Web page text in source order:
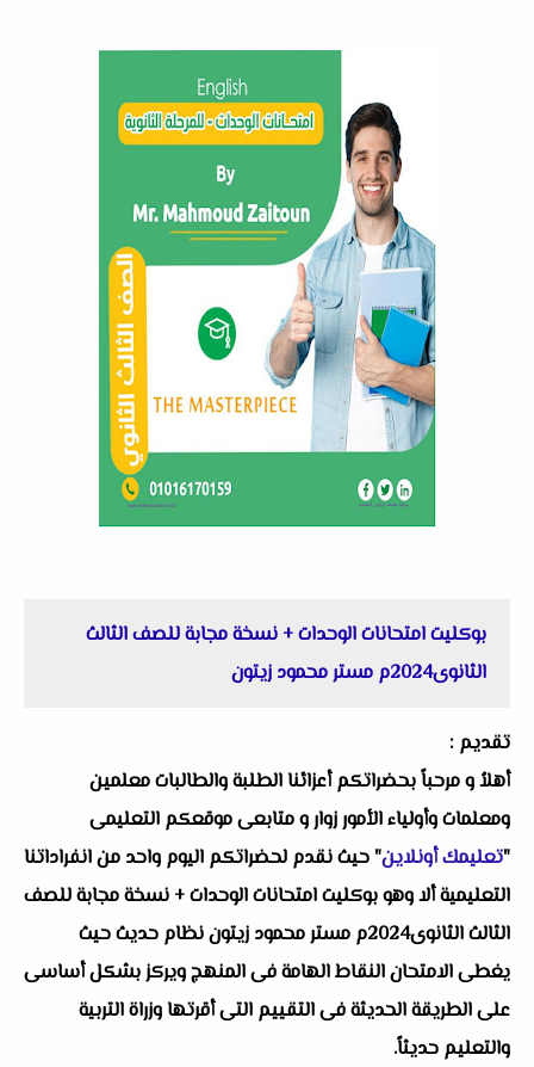
بوكليت امتحانات الوحدات + نسخة مجابة للصف الثالث
الثانوى2024م مستر محمود زيتون
تقديم :
أهلاُ و مرحباً بحضراتكم أعزائنا الطلبة والطالبات معلمين
ومعلمات وأولياء الأمور زوار و متابعى موقعكم التعليمى
"تعليمك أونلاين" حيث نقدم لحضراتكم اليوم واحد من انفراداتنا
التعليمية ألا وهو بوكليت امتحانات الوحدات + نسخة مجابة للصف
الثالث الثانوى2024م مستر محمود زيتون نظام حديث حيث
يغطى الامتحان النقاط الهامة فى المنهج ويركز بشكل أساسى
على الطريقة الحديثة فى التقييم التى أقرتها وزراة التربية
والتعليم حديثاً.